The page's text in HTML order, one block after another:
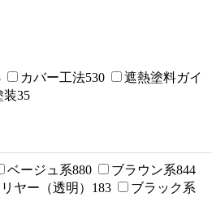
カバー工法530
遮熱塗料ガイ
装35
ベージュ系880 ブラウン系844
ヤー（透明） 183
ブラック系